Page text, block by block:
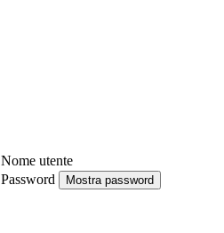
Nome utente
Password
Mostra password